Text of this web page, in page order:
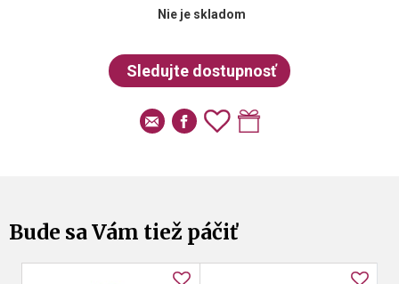
Nie je skladom
Bude sa Vám tiež páčiť